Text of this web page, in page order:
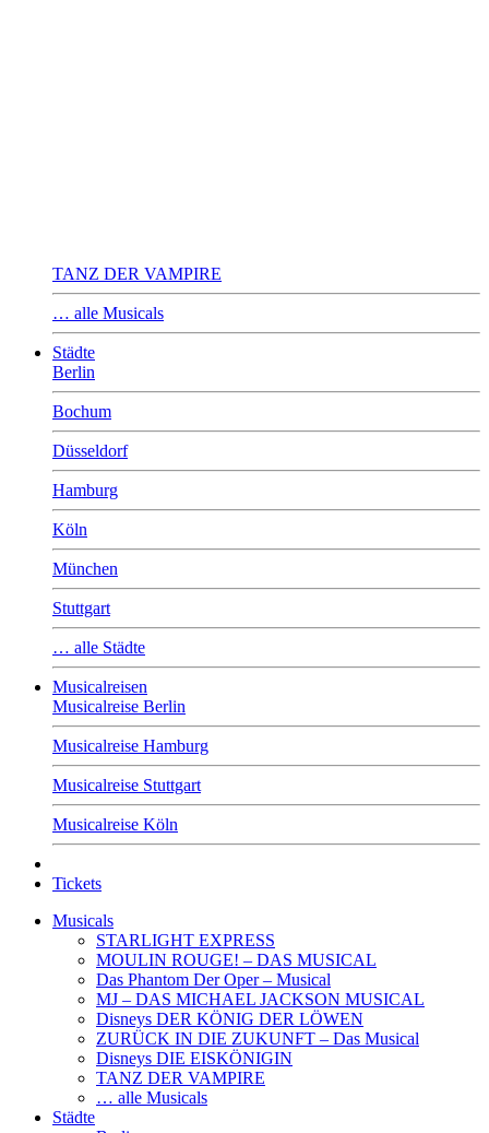
TANZ DER VAMPIRE
… alle Musicals
Städte
Berlin
Bochum
Düsseldorf
Hamburg
Köln
München
Stuttgart
… alle Städte
Musicalreisen
Musicalreise Berlin
Musicalreise Hamburg
Musicalreise Stuttgart
Musicalreise Köln
Tickets
Musicals
STARLIGHT EXPRESS
MOULIN ROUGE! – DAS MUSICAL
Das Phantom Der Oper – Musical
MJ – DAS MICHAEL JACKSON MUSICAL
Disneys DER KÖNIG DER LÖWEN
ZURÜCK IN DIE ZUKUNFT – Das Musical
Disneys DIE EISKÖNIGIN
TANZ DER VAMPIRE
… alle Musicals
Städte